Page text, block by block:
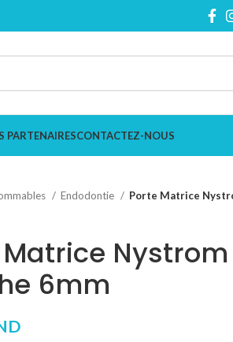
PARTENAIRESCONTACTEZ-NOUS
Endodontie Porte Matrice
Nystrom
6mm